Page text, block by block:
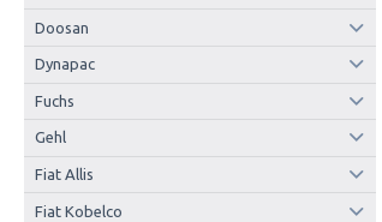
Doosan
Dynapac
Fuchs
Gehl
Fiat Allis
Fiat Kobelco